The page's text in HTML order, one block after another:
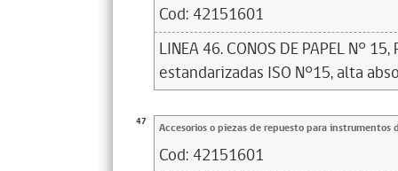
Cod: 42151601
LINEA 46. CONOS DE PAPEL N°
estandarizadas ISO N°15, alta
47 Accesorios o piezas de repuesto para instrumentos
Cod: 42151601